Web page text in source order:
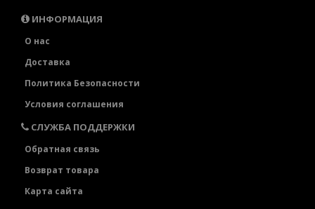
ИНФОРМАЦИЯ
О нас
Доставка
Политика Безопасности
Условия соглашения
СЛУЖБА ПОДДЕРЖКИ
Обратная связь
Возврат товара
Карта сайта